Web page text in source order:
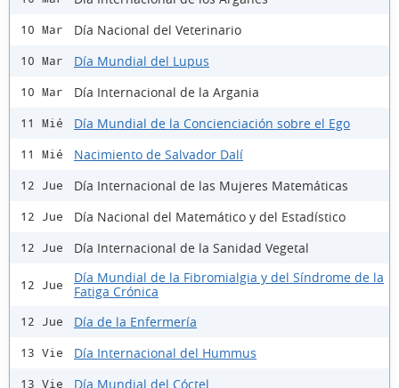
10 Mar Día Nacional del Veterinario
10 Mar Día Mundial del Lupus
10 Mar Día Internacional de la Argania
11 Mié Día Mundial de la Concienciación sobre el Ego
11 Mié Nacimiento de Salvador Dalí
12 Jue Día Internacional de las Mujeres Matemáticas
12 Jue Día Nacional del Matemático y del Estadístico
12 Jue Día Internacional de la Sanidad Vegetal
12 Jue
Día Mundial de la Fibromialgia y del Síndrome de la
Fatiga Crónica
12 Jue Día de la Enfermería
13 Vie Día Internacional del Hummus
13 Vie Día Mundial del Cóctel